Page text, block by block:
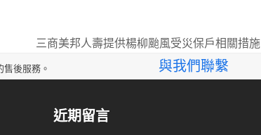
next
post:
三商美邦人壽提供楊柳颱風受災保戶相關措施
後服務。 與我們聯繫
近期留言